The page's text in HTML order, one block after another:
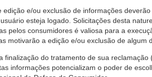
edição e/ou exclusão de informações
esteja logado. Solicitações desta
pelos consumidores é valiosa para a
motivarão a edição e/ou exclusão de algum
finalização do tratamento de sua reclamação
informações potencializam o poder de